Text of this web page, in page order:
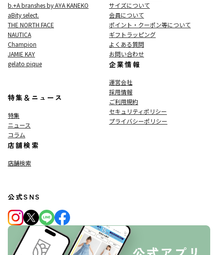
b.+A branshes by AYA KANEKO
aBity select.
THE NORTH FACE
NAUTICA
Champion
JAMIE KAY
gelato pique
特集＆ニュース
特集
ニュース
コラム
店舗検索
店舗検索
サイズについて
会員について
ポイント・クーポン等について
ギフトラッピング
よくある質問
お問い合わせ
企業情報
運営会社
採用情報
ご利用規約
セキュリティポリシー
プライバシーポリシー
公式SNS